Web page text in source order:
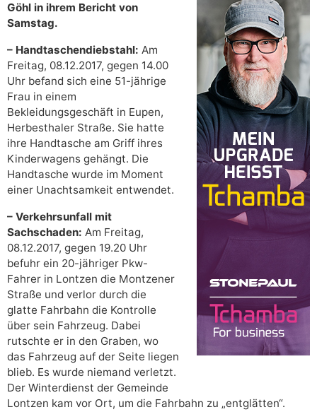
Göhl in ihrem Bericht von
Samstag.
– Handtaschendiebstahl: Am
Freitag, 08.12.2017, gegen 14.00
Uhr befand sich eine 51-jährige
Frau in einem
Bekleidungsgeschäft in Eupen,
Herbesthaler Straße. Sie hatte
ihre Handtasche am Griff ihres
Kinderwagens gehängt. Die
Handtasche wurde im Moment
einer Unachtsamkeit entwendet.
– Verkehrsunfall mit
Sachschaden: Am Freitag,
08.12.2017, gegen 19.20 Uhr
befuhr ein 20-jähriger Pkw-
Fahrer in Lontzen die Montzener
Straße und verlor durch die
glatte Fahrbahn die Kontrolle
über sein Fahrzeug. Dabei
rutschte er in den Graben, wo
das Fahrzeug auf der Seite liegen
blieb. Es wurde niemand verletzt.
Der Winterdienst der Gemeinde
Lontzen kam vor Ort, um die Fahrbahn zu „entglätten“.